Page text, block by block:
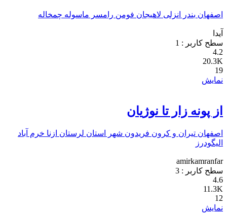
اصفهان بندر انزلی لاهیجان فومن رامسر ماسوله چمخاله
آیدا
سطح کاربر : 1
4.2
20.3K
19
نمایش
از پونه زار تا نوژیان
اصفهان تیران و کرون فریدون شهر استان لرستان ازنا خرم آباد
الیگودرز
amirkamranfar
سطح کاربر : 3
4.6
11.3K
12
نمایش